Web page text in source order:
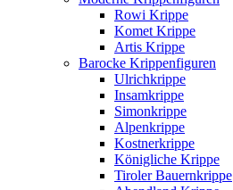
Rowi Krippe
Komet Krippe
Artis Krippe
Barocke Krippenfiguren
Ulrichkrippe
Insamkrippe
Simonkrippe
Alpenkrippe
Kostnerkrippe
Königliche Krippe
Tiroler Bauernkrippe